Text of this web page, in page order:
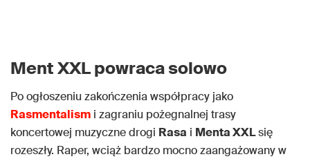
Ment XXL powraca solowo
Po ogłoszeniu zakończenia współpracy jako
Rasmentalism i zagraniu pożegnalnej trasy
koncertowej muzyczne drogi Rasa i Menta XXLsię
rozeszły. Raper, wciąż bardzo mocno zaangażowany w